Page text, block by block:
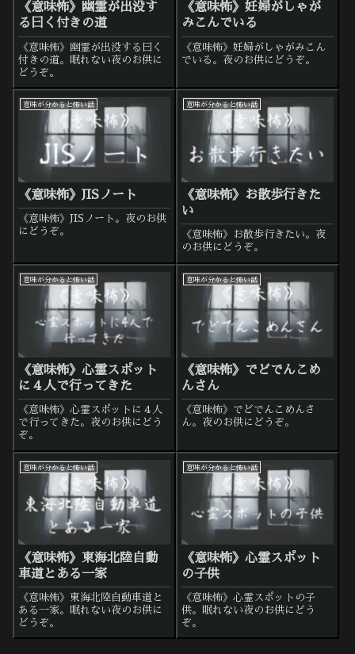
《意味怖》幽霊が出没す
る曰く付きの道
《意味怖》幽霊が出没する曰く
付きの道。眠れない夜のお供に
どうぞ。
《意味怖》妊婦がしゃが
みこんでいる
《意味怖》妊婦がしゃがみこん
でいる。夜のお供にどうぞ。
意味が分かると怖い話
《意味怖》JISノート
《意味怖》JISノート。夜のお供
にどうぞ。
意味が分かると怖い話
《意味怖》お散歩行きた
い
《意味怖》お散歩行きたい。夜
のお供にどうぞ。
意味が分かると怖い話
《意味怖》心霊スポット
に４人で行ってきた
《意味怖》心霊スポットに４人
で行ってきた。夜のお供にどう
ぞ。
意味が分かると怖い話
《意味怖》でどでんこめ
んさん
《意味怖》でどでんこめんさ
ん。夜のお供にどうぞ。
意味が分かると怖い話
《意味怖》東海北陸自動
車道とある一家
《意味怖》東海北陸自動車道と
ある一家。眠れない夜のお供に
どうぞ。
意味が分かると怖い話
《意味怖》心霊スポット
の子供
《意味怖》心霊スポットの子
供。眠れない夜のお供にどう
ぞ。